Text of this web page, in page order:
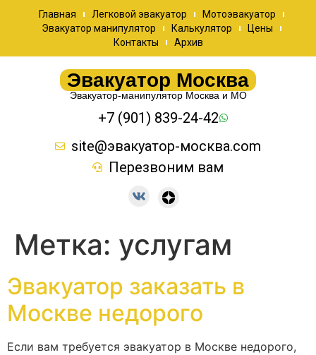
Главная Легковой эвакуатор
Мотоэвакуатор
Эвакуатор манипулятор
Калькулятор
Цены
Контакты
Архив
Эвакуатор Москва
Эвакуатор-манипулятор Москва и МО
+7 (901) 839-24-42
site@эвакуатор-москва.com
Перезвоним вам
Метка: услугам
Эвакуатор заказать в
Москве недорого
Если вам требуется эвакуатор в Москве недорого,